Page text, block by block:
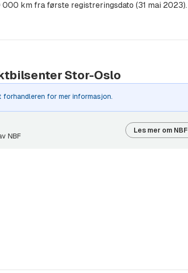
km fra første registreringsdato (31 mai 2023).
Stor-Oslo
for mer informasjon.
NBF
Les mer om NBF